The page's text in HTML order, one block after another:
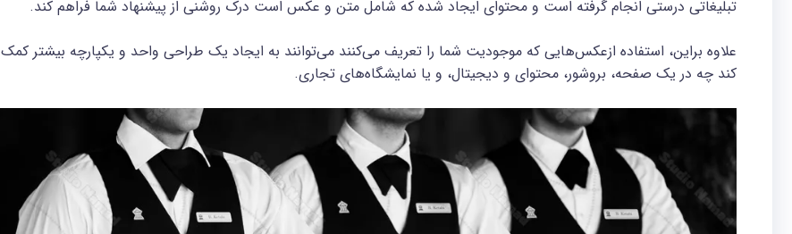
تبلیغاتی درستی انجام گرفته است و محتوای ایجاد شده که شامل متن و عکس است درک روشنی از پیشنهاد شما فراهم کند.
علاوه براین، استفاده ازعکس‌هایی که موجودیت شما را تعریف می‌کنند می‌توانند به ایجاد یک طراحی واحد و یکپارچه بیشتر کمک
کند چه در یک صفحه، بروشور، محتوای و دیجیتال، و یا نمایشگاه‌های تجاری.